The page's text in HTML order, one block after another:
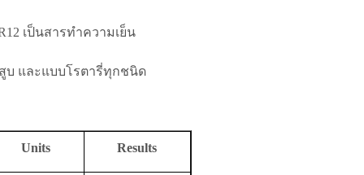
12 เป็นสารทำความเย็น
บ และแบบโรตารี่ทุกชนิด
Units Results